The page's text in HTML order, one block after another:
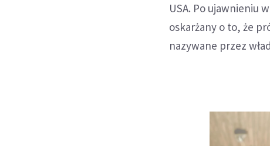
USA. Po ujawnieniu
oskarżany o to, że
nazywane przez